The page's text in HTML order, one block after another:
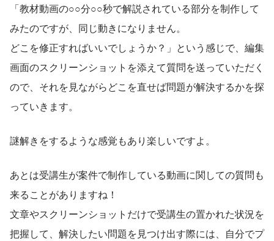
「教材動画の○○分○○秒で解説されている部分を制作して
みたのですが、同じ動きになりません。
どこを修正すればいいでしょうか？」という感じで、編集
画面のスクリーンショットを添えて質問を送っていただく
ので、それを見ながらどこを直せば問題が解決するかを探
っていきます。
謎解きをするような感覚もあり楽しいですよ。
あとは受講生が案件で制作している動画に関しての質問も
来ることがありますね！
文章やスクリーンショットだけで受講生の置かれた状況を
把握して、解決したい問題を見つけ出す際には、自分でプ